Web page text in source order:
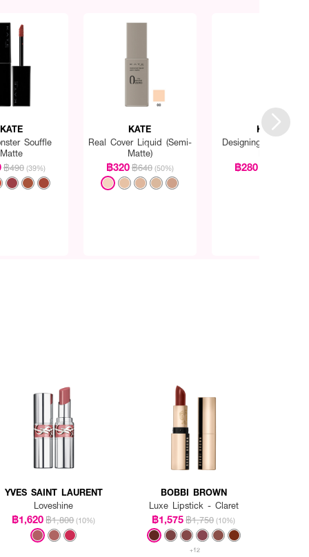
KATE
Souffle
Matte
฿490 (39%)
KATE
Real Cover Liquid (Semi-
Matte)
฿320฿640 (50%)
KATE
Designing Eyebrow
฿280
YVES SAINT LAURENT
Loveshine
฿1,620฿1,800 (10%)
BOBBI BROWN
Luxe Lipstick - Claret
฿1,575฿1,750 (10%)
+12